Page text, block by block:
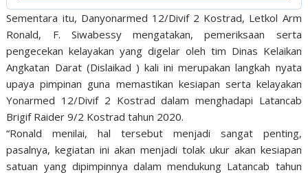
Sementara itu, Danyonarmed 12/Divif 2 Kostrad, Letkol Arm
Ronald, F. Siwabessy mengatakan, pemeriksaan serta
pengecekan kelayakan yang digelar oleh tim Dinas Kelaikan
Angkatan Darat (Dislaikad ) kali ini merupakan langkah nyata
upaya pimpinan guna memastikan kesiapan serta kelayakan
Yonarmed 12/Divif 2 Kostrad dalam menghadapi Latancab
Brigif Raider 9/2 Kostrad tahun 2020.
“Ronald menilai, hal tersebut menjadi sangat penting,
pasalnya, kegiatan ini akan menjadi tolak ukur akan kesiapan
satuan yang dipimpinnya dalam mendukung Latancab tahun